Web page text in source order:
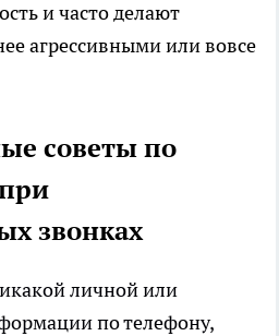
и часто делают
агрессивными или вовсе
советы по
звонках
личной или
по телефону,